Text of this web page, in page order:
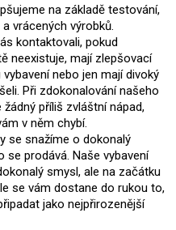
na základě testování,
vrácených výrobků.
kontaktovali, pokud
neexistuje, mají zlepšovací
nebo jen mají divoký
Při zdokonalování našeho
příliš zvláštní nápad,
v něm chybí.
se snažíme o dokonalý
se prodává. Naše vybavení
smysl, ale na začátku
se vám dostane do rukou to,
jako nejpřirozenější